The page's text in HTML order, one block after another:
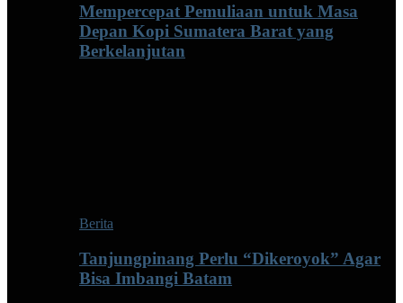
Mempercepat Pemuliaan untuk Masa
Depan Kopi Sumatera Barat yang
Berkelanjutan
Berita
Tanjungpinang Perlu “Dikeroyok” Agar
Bisa Imbangi Batam